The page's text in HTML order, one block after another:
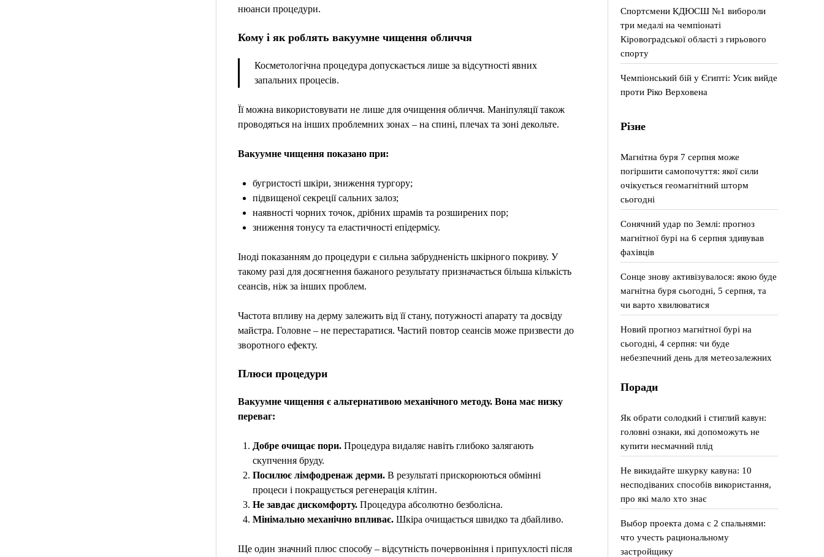
нюанси процедури.
Кому і як роблять вакуумне чищення обличчя
Косметологічна процедура допускається лише за відсутності явних
запальних процесів.
Її можна використовувати не лише для очищення обличчя. Маніпуляції також
проводяться на інших проблемних зонах – на спині, плечах та зоні декольте.
Вакуумне чищення показано при:
бугристості шкіри, зниження тургору;
підвищеної секреції сальних залоз;
наявності чорних точок, дрібних шрамів та розширених пор;
зниження тонусу та еластичності епідермісу.
Іноді показанням до процедури є сильна забрудненість шкірного покриву. У
такому разі для досягнення бажаного результату призначається більша кількість
сеансів, ніж за інших проблем.
Частота впливу на дерму залежить від її стану, потужності апарату та досвіду
майстра. Головне – не перестаратися. Частий повтор сеансів може призвести до
зворотного ефекту.
Плюси процедури
Вакуумне чищення є альтернативою механічного методу. Вона має низку
переваг:
Добре очищає пори.Процедура видаляє навіть глибоко залягають
скупчення бруду.
Посилює лімфодренаж дерми.В результаті прискорюються обмінні
процеси і покращується регенерація клітин.
Не завдає дискомфорту.Процедура абсолютно безболісна.
Мінімально механічно впливає.Шкіра очищається швидко та дбайливо.
Ще один значний плюс способу – відсутність почервоніння і припухлості після
Спортсмени КДЮСШ №1 вибороли
три медалі на чемпіонаті
Кіровоградської області з гирьового
спорту
Чемпіонський бій у Єгипті: Усик вийде
проти Ріко Верховена
Різне
Магнітна буря 7 серпня може
погіршити самопочуття: якої сили
очікується геомагнітний шторм
сьогодні
Сонячний удар по Землі: прогноз
магнітної бурі на 6 серпня здивував
фахівців
Сонце знову активізувалося: якою буде
магнітна буря сьогодні, 5 серпня, та
чи варто хвилюватися
Новий прогноз магнітної бурі на
сьогодні, 4 серпня: чи буде
небезпечний день для метеозалежних
Поради
Як обрати солодкий і стиглий кавун:
головні ознаки, які допоможуть не
купити несмачний плід
Не викидайте шкурку кавуна: 10
несподіваних способів використання,
про які мало хто знає
Выбор проекта дома с 2 спальнями:
что учесть рациональному
застройщику